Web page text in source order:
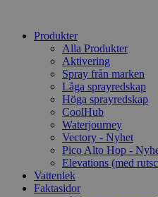
Produkter
Alla Produkter
Aktivering
Spray från marken
Låga sprayredskap
Höga sprayredskap
CoolHub
Waterjourney
Vectory - Nyhet
Pico Alto Hop -
Elevations (med
Vattenlek
Faktasidor